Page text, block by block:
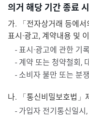
의거 해당 기간 종료
가. 「전자상거래 등에
표시·광고, 계약내용 및
- 표시·광고에 관한 기
- 계약 또는 청약철회,
- 소비자 불만 또는 분
나. 「통신비밀보호법」
- 가입자 전기통신일시